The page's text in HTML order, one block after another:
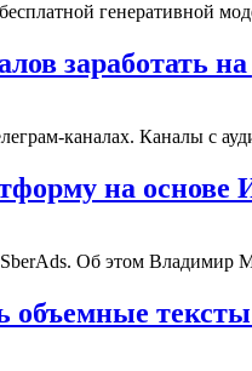
генеративной
заработать
каналах. Каналы с
на основе
Об этом Владимир
объемные